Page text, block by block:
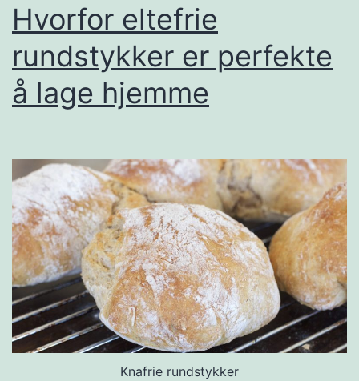
Hvorfor eltefrie
rundstykker er perfekte
å lage hjemme
Knafrie rundstykker